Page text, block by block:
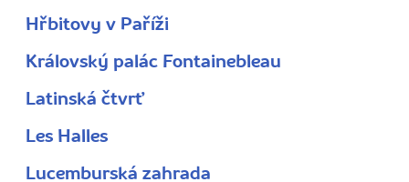
Hřbitovy v Paříži
Královský palác Fontainebleau
Latinská čtvrť
Les Halles
Lucemburská zahrada